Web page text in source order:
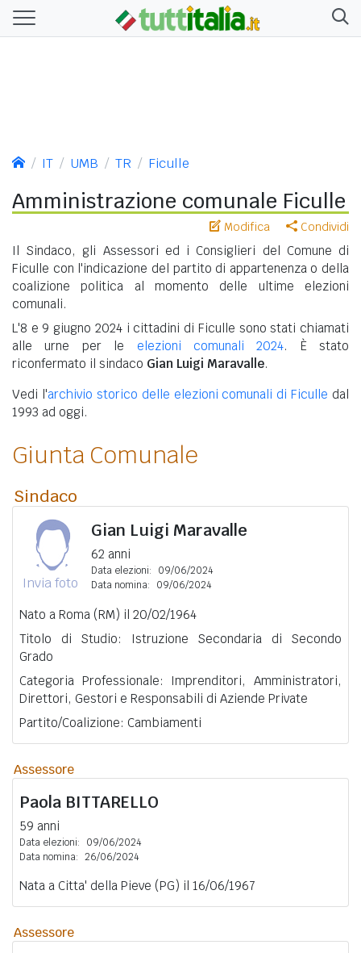
IT UMB TR Ficulle
Amministrazione comunale Ficulle
Modifica Condividi
Il Sindaco, gli Assessori ed i Consiglieri del Comune di
Ficulle con l'indicazione del partito di appartenenza o della
coalizione politica al momento delle ultime elezioni
comunali.
L'8 e 9 giugno 2024 i cittadini di Ficulle sono stati chiamati
alle urne per le elezioni comunali 2024. È stato
riconfermato il sindaco Gian Luigi Maravalle.
Vedi l'archivio storico delle elezioni comunali di Ficulle dal
1993 ad oggi.
Giunta Comunale
Sindaco
Invia foto
Gian Luigi Maravalle
62 anni
Data elezioni:
09/06/2024
Data nomina:
09/06/2024
Nato a Roma (RM) il 20/02/1964
Titolo di Studio: Istruzione Secondaria di Secondo
Grado
Categoria Professionale: Imprenditori, Amministratori,
Direttori, Gestori e Responsabili di Aziende Private
Partito/Coalizione: Cambiamenti
Assessore
Paola BITTARELLO
59 anni
Data elezioni:
09/06/2024
Data nomina: 26/06/2024
Nata a Citta' della Pieve (PG) il 16/06/1967
Assessore